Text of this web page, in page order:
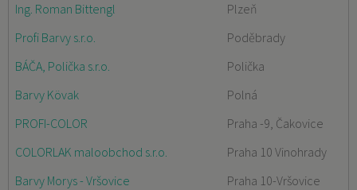
Ing. Roman Bittengl
Plzeň
Profi Barvy s.r.o.
Poděbrady
BÁČA, Polička s.r.o.
Polička
Barvy Kövak
Polná
PROFI-COLOR
Praha -9, Čakovice
COLORLAK maloobchod s.r.o.
Praha 10 Vinohrady
Barvy Morys - Vršovice
Praha 10-Vršovice